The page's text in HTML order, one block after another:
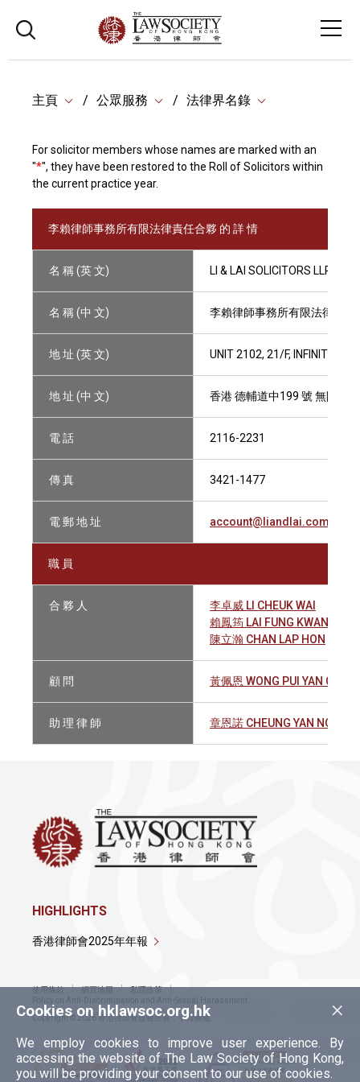
主頁 公眾服務 法律界名錄
For solicitor members whose names are marked with an
"*", they have been restored to the Roll of Solicitors within
the current practice year.
李賴律師事務所有限法律責任合夥 的 詳 情
名 稱 (英 文) LI & LAI SOLICITORS LLP
名 稱 (中 文) 李賴律師事務所有限法律責任
地 址 (英 文) UNIT 2102, 21/F, INFINITUS
地 址 (中 文) 香港 德輔道中199 號 無限極
電 話 2116-2231
傳 真 3421-1477
電 郵 地 址 account@liandlai.com
職 員
合 夥 人
李卓威 LI CHEUK WAI
賴鳳筠 LAI FUNG KWAN
陳立瀚 CHAN LAP HON
顧 問 黃佩恩 WONG PUI YAN
助 理 律 師 章恩諾 CHEUNG YAN NOK
×
Cookies on hklawsoc.org.hk
We employ cookies to improve user experience. By
accessing the website of The Law Society of Hong Kong,
you will be providing your consent to our use of cookies.
HIGHLIGHTS
香港律師會2025年年報
使用條款 網頁地圖
私隱政策
Policy on Anti-Discrimination and Anti-Sexual Harassment
Copyright © 2026 香港律師會版權所有，不得轉載